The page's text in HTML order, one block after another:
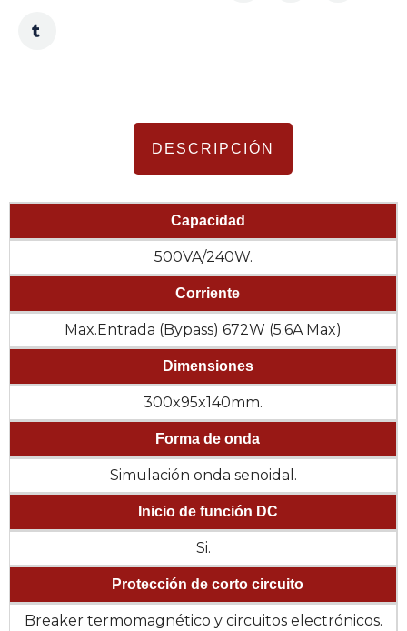
DESCRIPCIÓN
Capacidad
500VA/240W.
Corriente
Max.Entrada (Bypass) 672W (5.6A Max)
Dimensiones
300x95x140mm.
Forma de onda
Simulación onda senoidal.
Inicio de función DC
Si.
Protección de corto circuito
Breaker termomagnético y circuitos electrónicos.